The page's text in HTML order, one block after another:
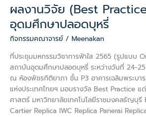
ผลงานวิจัย (Best
อุดมศึกษาปลอดบุหรี่
กิจกรรมคณาจารย์ / Meenakan
ที่ประชุมมหกรรมวิชาการฟ้าใส 2565 (รูปแบบ
สถาบันอุดมศึกษาปลอดบุหรี่ ระหว่างวันที่ 24-
ณ ห้องพัชรกิติยาภา ชั้น P3 อาคารเฉลิมพระบ
แห่งประเทศไทยฯ มอบรางวัล Best Practice
ศาสตร์ มหาวิทยาลัยเทคโนโลยีราชมงคลธัญบุรี
Cartier Replica IWC Replica Panerai